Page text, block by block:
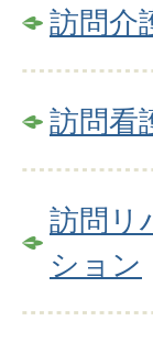
訪問介
訪問看
訪問リ
ション